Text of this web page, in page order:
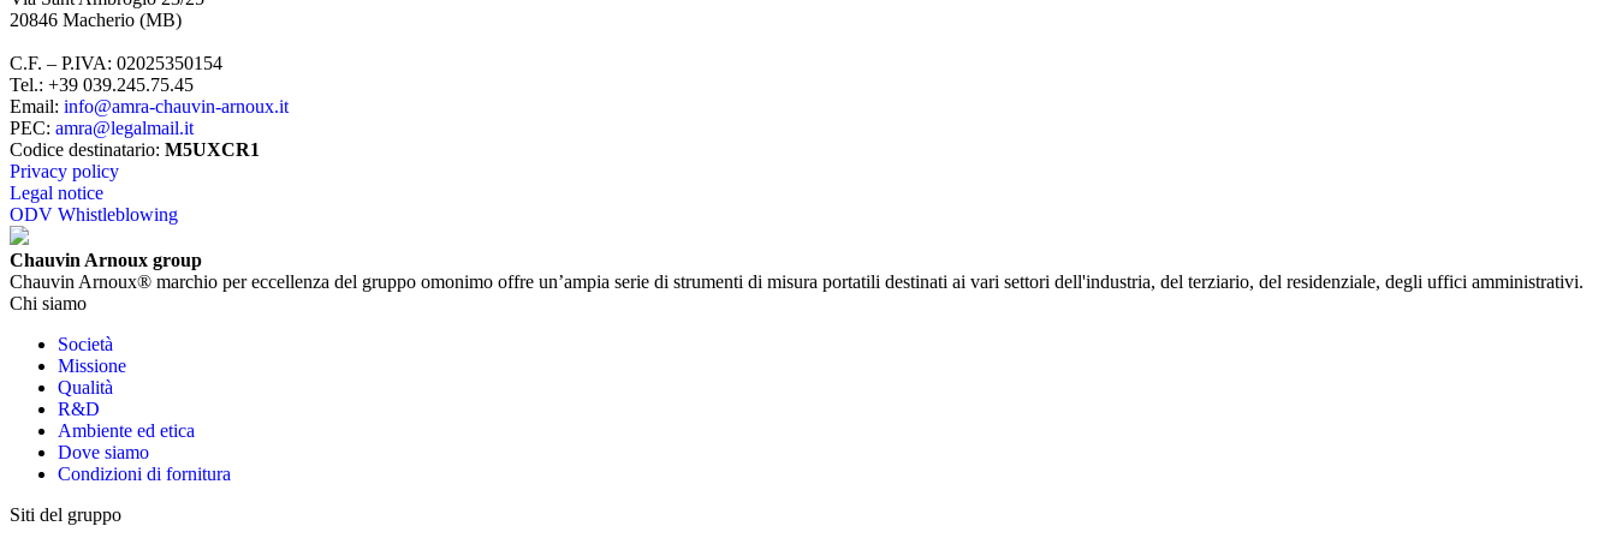
20846 Macherio (MB)
C.F. – P.IVA: 02025350154
Tel.: +39 039.245.75.45
Email: info@amra-chauvin-arnoux.it
PEC: amra@legalmail.it
Codice destinatario: M5UXCR1
Privacy policy
Legal notice
ODV Whistleblowing
Chauvin Arnoux group
Chauvin Arnoux® marchio per eccellenza del gruppo omonimo offre un’ampia serie di strumenti di misura portatili destinati ai vari settori dell'industria, del terziario, del residenziale, degli uffici amministrativi.
Chi siamo
Società
Missione
Qualità
R&D
Ambiente ed etica
Dove siamo
Condizioni di fornitura
Siti del gruppo